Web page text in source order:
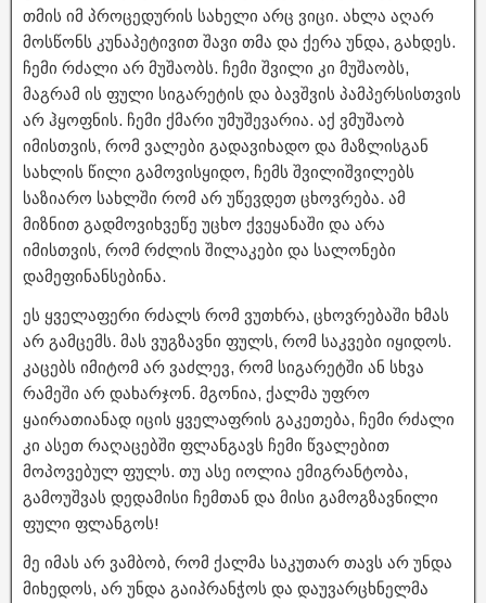
თმის იმ პროცედურის სახელი არც ვიცი. ახლა აღარ
მოსწონს კუნაპეტივით შავი თმა და ქერა უნდა, გახდეს.
ჩემი რძალი არ მუშაობს. ჩემი შვილი კი მუშაობს,
მაგრამ ის ფული სიგარეტის და ბავშვის პამპერსისთვის
არ ჰყოფნის. ჩემი ქმარი უმუშევარია. აქ ვმუშაობ
იმისთვის, რომ ვალები გადავიხადო და მაზლისგან
სახლის წილი გამოვისყიდო, ჩემს შვილიშვილებს
საზიარო სახლში რომ არ უწევდეთ ცხოვრება. ამ
მიზნით გადმოვიხვეწე უცხო ქვეყანაში და არა
იმისთვის, რომ რძლის შილაკები და სალონები
დამეფინანსებინა.
ეს ყველაფერი რძალს რომ ვუთხრა, ცხოვრებაში ხმას
არ გამცემს. მას ვუგზავნი ფულს, რომ საკვები იყიდოს.
კაცებს იმიტომ არ ვაძლევ, რომ სიგარეტში ან სხვა
რამეში არ დახარჯონ. მგონია, ქალმა უფრო
ყაირათიანად იცის ყველაფრის გაკეთება, ჩემი რძალი
კი ასეთ რაღაცებში ფლანგავს ჩემი წვალებით
მოპოვებულ ფულს. თუ ასე იოლია ემიგრანტობა,
გამოუშვას დედამისი ჩემთან და მისი გამოგზავნილი
ფული ფლანგოს!
მე იმას არ ვამბობ, რომ ქალმა საკუთარ თავს არ უნდა
მიხედოს, არ უნდა გაიპრანჭოს და დაუვარცხნელმა